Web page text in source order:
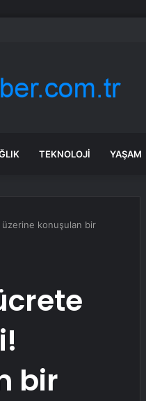
inanamadılar
TEKNOLOJI YAŞAM
üzerine konuşulan bir
bir